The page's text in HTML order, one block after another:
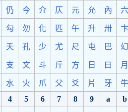
仍 今 介 仄 元 允 內 六
勾 勿 化 匹 午 升 卅 卞
夭 孔 少 尤 尺 屯 巴 幻
支 文 斗 斤 方 日 曰 月
水 火 爪 父 爻 片 牙
牛
4 5 6 7 8 9 a
b